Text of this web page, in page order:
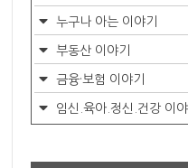
누구나 아는 이야기
부동산 이야기
금융·보험 이야기
임신.육아.정신.건강 이야